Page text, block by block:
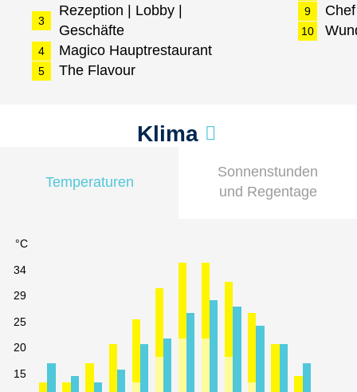
3
Rezeption | Lobby |
Geschäfte
4 Magico Hauptrestaurant
5 The Flavour
9
10
Klima
Temperaturen
Sonnenstunden
und Regentage
°C
34
29
25
20
15